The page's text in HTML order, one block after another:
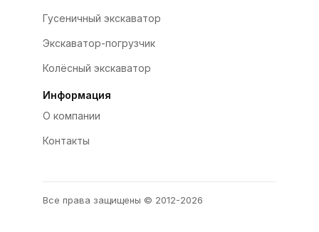
Гусеничный экскаватор
Экскаватор-погрузчик
Колёсный экскаватор
Информация
О компании
Контакты
Все права защищены © 2012-2026